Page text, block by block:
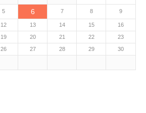
5 6 7 8 9
12 13 14 15
16
19 20 21 22
23
26 27 28 29 30